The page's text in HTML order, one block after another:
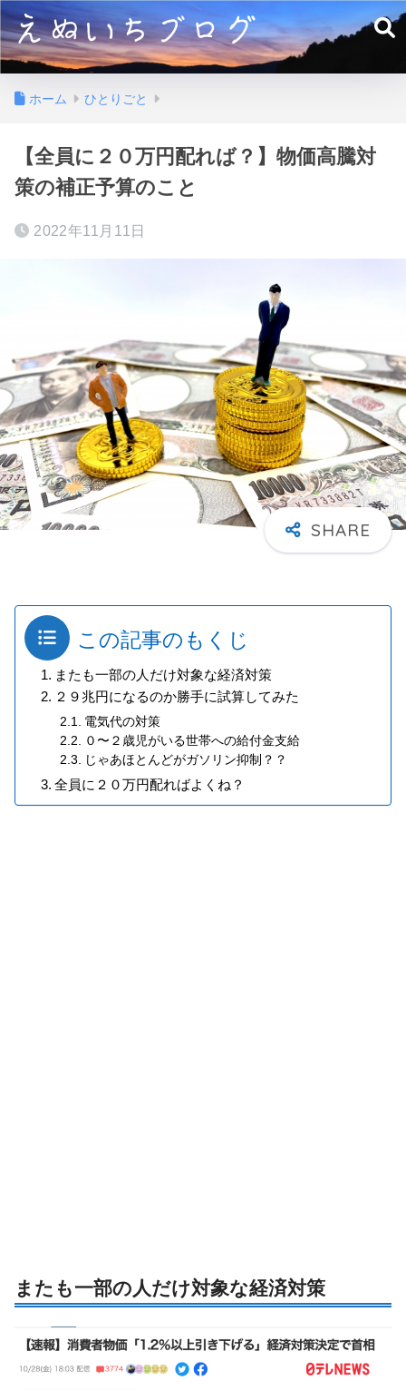
ホーム ひとりごと
【全員に２０万円配れば？】物価高騰対
策の補正予算のこと
2022年11月11日
この記事のもくじ
またも一部の人だけ対象な経済対策
２９兆円になるのか勝手に試算してみた
電気代の対策
０〜２歳児がいる世帯への給付金支給
じゃあほとんどがガソリン抑制？？
全員に２０万円配ればよくね？
またも一部の人だけ対象な経済対策